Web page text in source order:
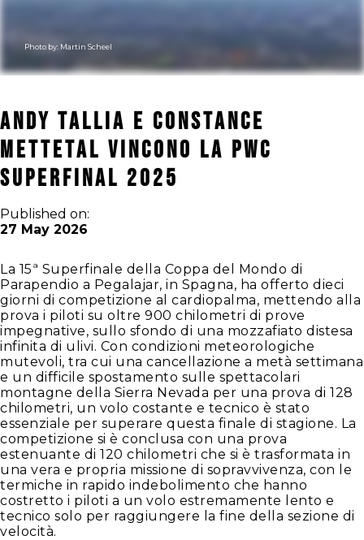
Photo by: Martin Scheel
Andy Tallia e Constance
Mettetal vincono la PWC
Superfinal 2025
Published on:
27 May 2026
La 15ª Superfinale della Coppa del Mondo di
Parapendio a Pegalajar, in Spagna, ha offerto dieci
giorni di competizione al cardiopalma, mettendo alla
prova i piloti su oltre 900 chilometri di prove
impegnative, sullo sfondo di una mozzafiato distesa
infinita di ulivi. Con condizioni meteorologiche
mutevoli, tra cui una cancellazione a metà settimana
e un difficile spostamento sulle spettacolari
montagne della Sierra Nevada per una prova di 128
chilometri, un volo costante e tecnico è stato
essenziale per superare questa finale di stagione. La
competizione si è conclusa con una prova
estenuante di 120 chilometri che si è trasformata in
una vera e propria missione di sopravvivenza, con le
termiche in rapido indebolimento che hanno
costretto i piloti a un volo estremamente lento e
tecnico solo per raggiungere la fine della sezione di
velocità.